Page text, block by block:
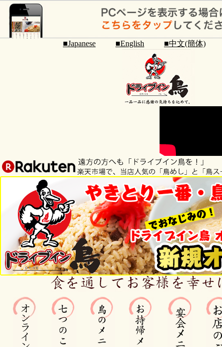
■Japanese ■English ■中文(簡体)